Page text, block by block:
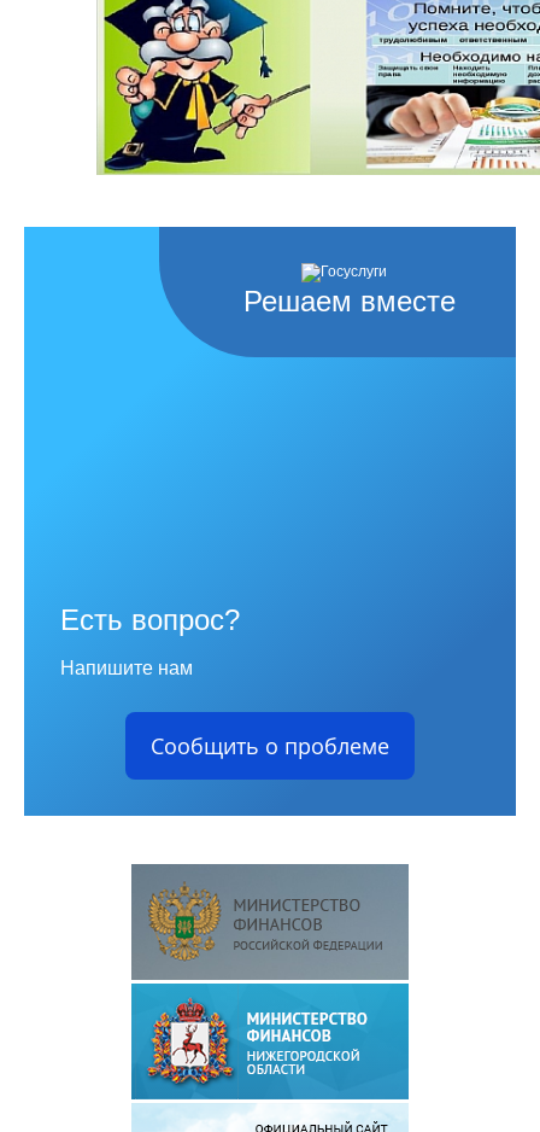
Решаем вместе
Есть вопрос?
Напишите нам
Сообщить о проблеме